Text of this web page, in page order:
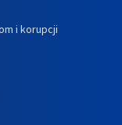
i korupcji